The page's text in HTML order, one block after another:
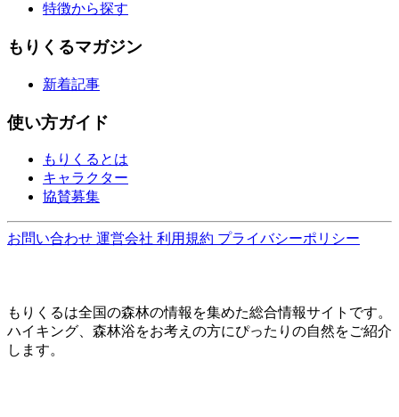
特徴から探す
もりくるマガジン
新着記事
使い方ガイド
もりくるとは
キャラクター
協賛募集
お問い合わせ 運営会社 利用規約 プライバシーポリシー
もりくるは全国の森林の情報を集めた総合情報サイトです。
ハイキング、森林浴をお考えの方にぴったりの自然をご紹介
します。